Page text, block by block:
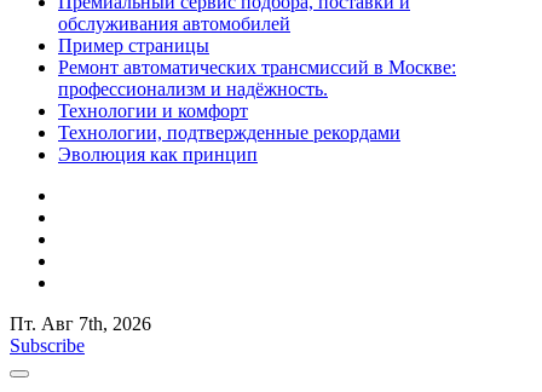
обслуживания автомобилей
Пример страницы
Ремонт автоматических трансмиссий в Москве:
профессионализм и надёжность.
Технологии и комфорт
Технологии, подтвержденные рекордами
Эволюция как принцип
Пт. Авг 7th, 2026
Subscribe